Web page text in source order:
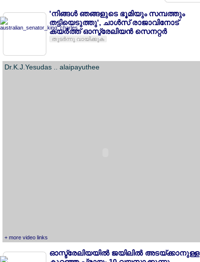
'നിങ്ങള്‍ ഞങ്ങളുടെ ഭൂമിയും സമ്പത്തും
തട്ടിയെടുത്തു', ചാള്‍സ് രാജാവിനോട്
കയര്‍ത്ത് ഓസ്ട്രേലിയന്‍ സെനറ്റര്‍
തുടര്‍ന്നു വായിക്കുക
Dr.K.J.Yesudas .. alaipayuthee
+ more video links
ഓസ്ട്രേലിയയില്‍ ജയിലില്‍ അടയ്ക്കാനുള്ള